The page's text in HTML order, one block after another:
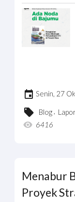
Senin, 27
Blog ,
6416
Menabur
Proyek